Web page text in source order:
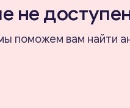
не
поможем вам найти